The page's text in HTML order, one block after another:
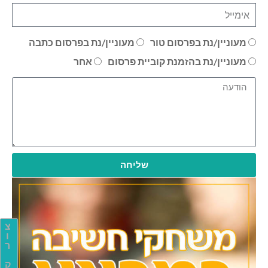
צ
ו
ר
ק
מעוניין/נת בפרסום טור
מעוניין/נת בפרסום כתבה
מעוניין/נת בהזמנת קוביית פרסום
אחר
שליחה